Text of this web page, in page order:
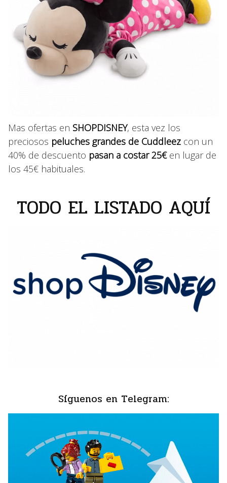
Mas ofertas en SHOPDISNEY, esta vez los
preciosos peluches grandes de Cuddleez con un
40% de descuento pasan a costar 25€en lugar de
los 45€ habituales.
TODO EL LISTADO AQUÍ
Síguenos en Telegram: